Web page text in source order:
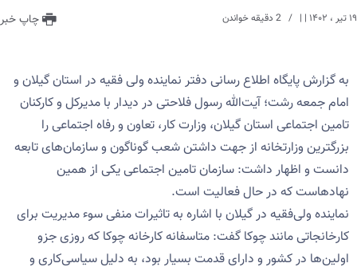
۱۹ تیر ، ۱۴۰۲ | | چاپ خبر
به گزارش پایگاه اطلاع رسانی دفتر نماینده ولی فقیه در استان گیلان و
امام جمعه رشت؛ آیت‌الله رسول فلاحتی در دیدار با مدیرکل و کارکنان
تامین اجتماعی استان گیلان، وزارت کار، تعاون و رفاه اجتماعی را
بزرگترین وزارتخانه از جهت داشتن شعب گوناگون و سازمان‌های تابعه
دانست و اظهار داشت: سازمان تامین اجتماعی یکی از همین
نهادهاست که در حال فعالیت است‌.
نماینده ولی‌فقیه در گیلان با اشاره به تاثیرات منفی سوء مدیریت برای
کارخانجاتی مانند چوکا گفت: متاسفانه کارخانه چوکا که روزی جزو
اولین‌ها در کشور و دارای قدمت بسیار بود، به دلیل سیاسی‌کاری و